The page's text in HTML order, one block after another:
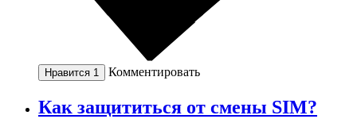
Нравится 1 Комментировать
Как защититься от смены SIM?